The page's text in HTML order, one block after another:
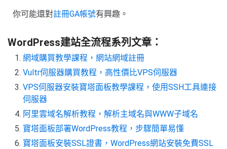
你可能還對註冊GA帳號有興趣。
WordPress建站全流程系列文章：
網域購買教學課程，網站網域註冊
Vultr伺服器購買教程，高性價比VPS伺服器
VPS伺服器安裝寶塔面板教學課程，使用SSH工具連接
伺服器
阿里雲域名解析教程，解析主域名與WWW子域名
寶塔面板部署WordPress教程，步驟簡單易懂
寶塔面板安裝SSL證書，WordPress網站安裝免費SSL